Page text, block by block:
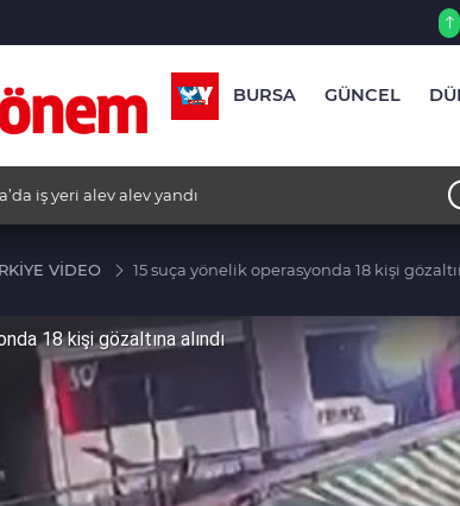
BURSA GÜNCEL
iş yeri alev alev yandı
VİDEO 15 suça yönelik operasyonda 18 kişi